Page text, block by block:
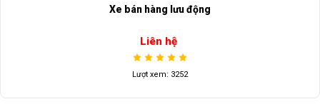
Xe bán hàng lưu động
Liên hệ
Lượt xem: 3252